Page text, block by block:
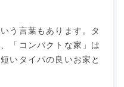
う言葉もあります。タ
「コンパクトな家」は
いタイパの良いお家と